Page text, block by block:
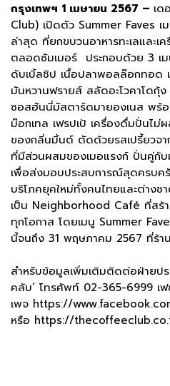
กรุงเทพฯ 1 เมษายน 2567 – เ
Club) เปิดตัว Summer Faves เ
ล่าสุด ที่ยกขบวนอาหารทะเลและ
ตลอดซัมเมอร์ ประกอบด้วย 3 เ
ดับเบิ้ลชิป เนื้อปลาพอลล๊อกทอด
มันหวานฟรายส์ สลัดอะโวคาโดกุ้
ซอสฮันนี่มัสตาร์ดมายองเนส พร้
ม๊อกเทล เฟรปเป้ เครื่องดื่มปั่นไ
ของกลิ่นมิ้นต์ ตัดด้วยรสเปรี้ยวจา
ที่มีส่วนผสมของเมอแรงก์ ปั่นคู่กับ
เพื่อส่งมอบประสบการณ์สุดครบ
บริโภคยุคใหม่ทั้งคนไทยและต่างช
เป็น Neighborhood Café ที่สร้
ทุกโอกาส โดยเมนู Summer
นี้จนถึง 31 พฤษภาคม 2567 ที่ร้
สำหรับข้อมูลเพิ่มเติมติดต่อฝ่ายป
คลับ’ โทรศัพท์ 02-365-6999 เ
เพจ https://
หรือ https://